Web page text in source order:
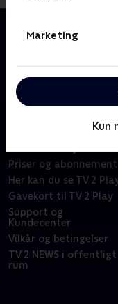
Marketing
Kun
I denne
Ikke alt går lige
Priser og abonnement
Her kan du se TV 2
Gavekort til TV 2 Play
Support og
Kundecenter
Vilkår og betingelser
TV 2 NEWS i offentligt
rum